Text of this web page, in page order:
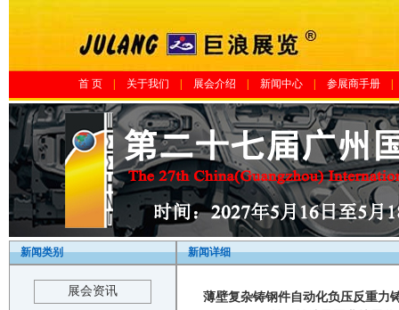
首 页 关于我们 展会介绍 新闻中心 参展商手册|
新闻类别
展会资讯
新闻详细
薄壁复杂铸钢件自动化负压反重力